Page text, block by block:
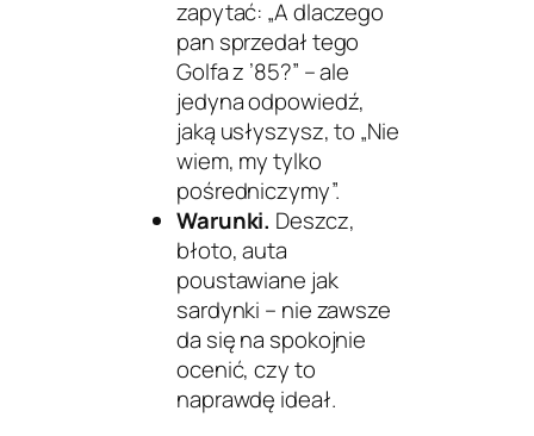
zapytać: „A dlaczego
pan sprzedał tego
Golfa z ’85?” – ale
jedyna odpowiedź,
jaką usłyszysz, to „Nie
wiem, my tylko
pośredniczymy”.
Warunki. Deszcz,
błoto, auta
poustawiane jak
sardynki – nie zawsze
da się na spokojnie
ocenić, czy to
naprawdę ideał.